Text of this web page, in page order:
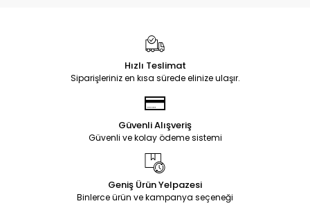
Hızlı Teslimat
Siparişleriniz en kısa sürede elinize ulaşır.
Güvenli Alışveriş
Güvenli ve kolay ödeme sistemi
Geniş Ürün Yelpazesi
Binlerce ürün ve kampanya seçeneği